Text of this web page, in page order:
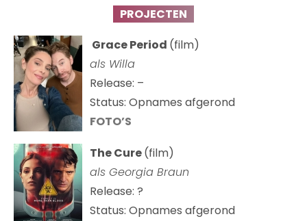
PROJECTEN
Grace Period (film)
als Willa
Release: –
Status: Opnames afgerond
FOTO’S
The Cure(film)
als Georgia Braun
Release: ?
Status: Opnames afgerond